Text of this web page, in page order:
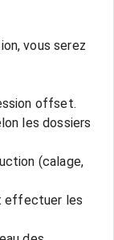
vous serez
offset.
les dossiers
(calage,
effectuer les